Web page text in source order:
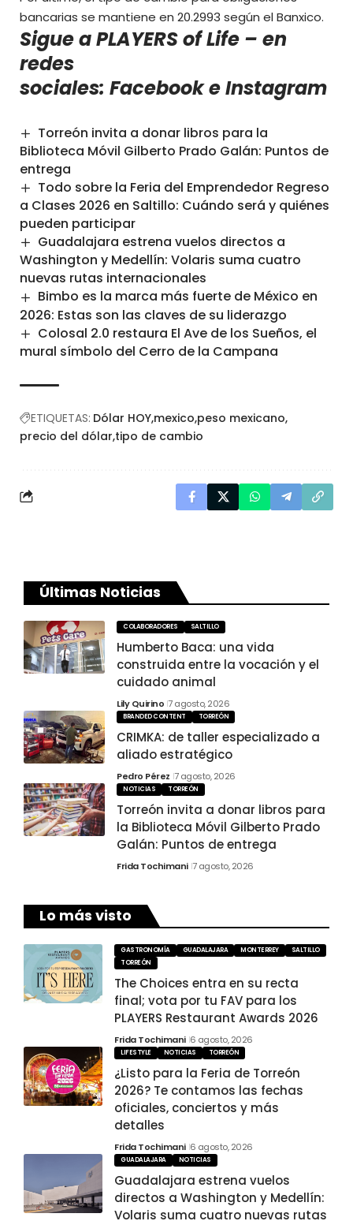
bancarias se mantiene en 20.2993 según el Banxico.
Sigue a PLAYERS of Life – en
redes
sociales: FacebookeInstagram
Torreón invita a donar libros para la
Biblioteca Móvil Gilberto Prado Galán: Puntos de
entrega
Todo sobre la Feria del Emprendedor Regreso
a Clases 2026 en Saltillo: Cuándo será y quiénes
pueden participar
Guadalajara estrena vuelos directos a
Washington y Medellín: Volaris suma cuatro
nuevas rutas internacionales
Bimbo es la marca más fuerte de México en
2026: Estas son las claves de su liderazgo
Colosal 2.0 restaura El Ave de los Sueños, el
mural símbolo del Cerro de la Campana
ETIQUETAS: Dólar HOY mexico peso mexicano
precio del dólar tipo de cambio
Últimas Noticias
COLABORADORES SALTILLO
Humberto Baca: una vida
construida entre la vocación y el
cuidado animal
Lily Quirino 7 agosto, 2026
BRANDED CONTENT TORREÓN
CRIMKA: de taller especializado a
aliado estratégico
Pedro Pérez 7 agosto, 2026
NOTICIAS TORREÓN
Torreón invita a donar libros para
la Biblioteca Móvil Gilberto Prado
Galán: Puntos de entrega
Frida Tochimani 7 agosto, 2026
Lo más visto
GASTRONOMÍA GUADALAJARA MONTERREY
SALTILLO
TORREÓN
The Choices entra en su recta
final; vota por tu FAV para los
PLAYERS Restaurant Awards 2026
Frida Tochimani 6 agosto, 2026
LIFESTYLE NOTICIAS TORREÓN
¿Listo para la Feria de Torreón
2026? Te contamos las fechas
oficiales, conciertos y más
detalles
Frida Tochimani 6 agosto, 2026
GUADALAJARA NOTICIAS
Guadalajara estrena vuelos
directos a Washington y Medellín:
Volaris suma cuatro nuevas rutas